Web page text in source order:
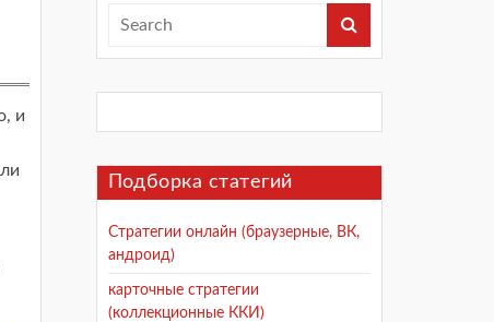
и
Подборка статегий
Стратегии онлайн (браузерные, ВК,
андроид)
карточные стратегии
(коллекционные ККИ)